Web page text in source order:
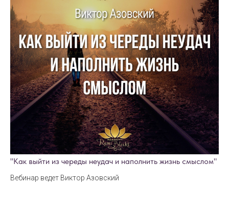
"Как выйти из череды неудач и наполнить жизнь смыслом"
Вебинар ведет Виктор Азовский